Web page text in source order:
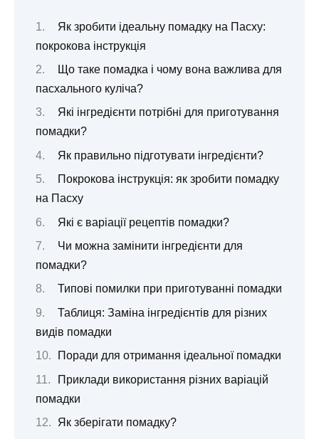
Як зробити ідеальну помадку на Пасху:
покрокова інструкція
Що таке помадка і чому вона важлива для
пасхального куліча?
Які інгредієнти потрібні для приготування
помадки?
Як правильно підготувати інгредієнти?
Покрокова інструкція: як зробити помадку
на Пасху
Які є варіації рецептів помадки?
Чи можна замінити інгредієнти для
помадки?
Типові помилки при приготуванні помадки
Таблиця: Заміна інгредієнтів для різних
видів помадки
Поради для отримання ідеальної помадки
Приклади використання різних варіацій
помадки
Як зберігати помадку?